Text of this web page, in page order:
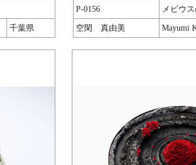
千葉県
P-0156 メビウス
空閑 真由美 Mayumi